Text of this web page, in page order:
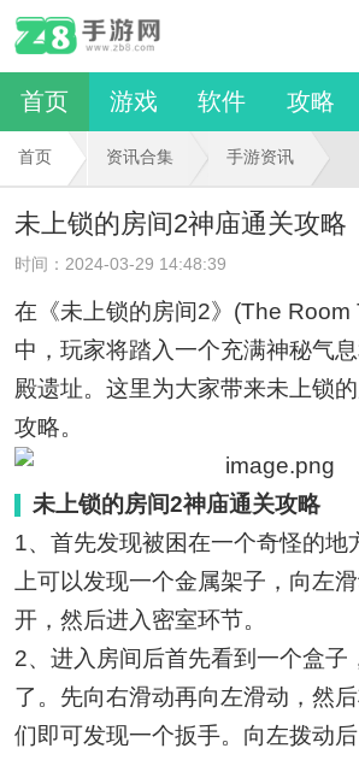
首页 游戏 软件 攻略
首页 资讯合集 手游资讯
未上锁的房间2神庙通关攻略
时间：2024-03-29 14:48:39
在《未上锁的房间2》(The Room
中，玩家将踏入一个充满神秘气
殿遗址。这里为大家带来未上锁
攻略。
未上锁的房间2神庙通关攻略
1、首先发现被困在一个奇怪的地
上可以发现一个金属架子，向左
开，然后进入密室环节。
2、进入房间后首先看到一个盒子
了。先向右滑动再向左滑动，然
们即可发现一个扳手。向左拨动